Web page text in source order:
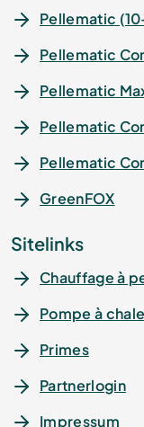
Pellematic
Pellematic
Pellematic
Pellematic
Pellematic
GreenFOX
Sitelinks
Chauffage à
Pompe à
Primes
Partnerlogin
Impressum